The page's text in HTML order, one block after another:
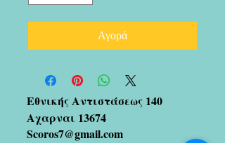
Αγορά
Εθνικής Αντιστάσεως 140
Αχαρναι 13674
Scoros7@gmail.com